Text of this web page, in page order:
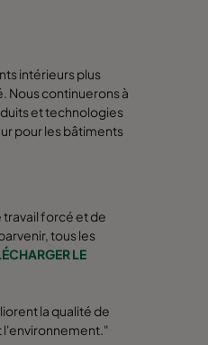
intérieurs plus
Nous continuerons à
et technologies
pour les bâtiments
forcé et de
tous les
LE
la qualité de
l'environnement."